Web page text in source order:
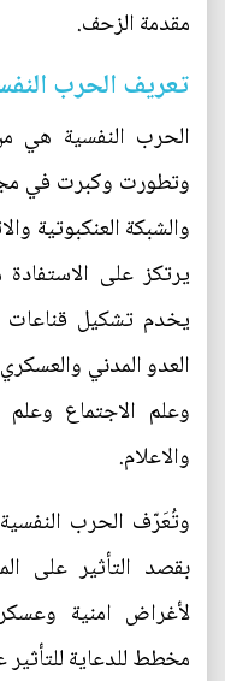
مقدمة الزحف.
تعريف الحرب
الحرب النفسية هي
وتطورت وكبرت في
والشبكة العنكبوتية
يرتكز على
يخدم تشكيل
العدو المدني
وعلم الاجتماع
والاعلام.
وتُعَرّف الحرب
بقصد التأثير على
لأغراض امنية
مخطط للدعاية